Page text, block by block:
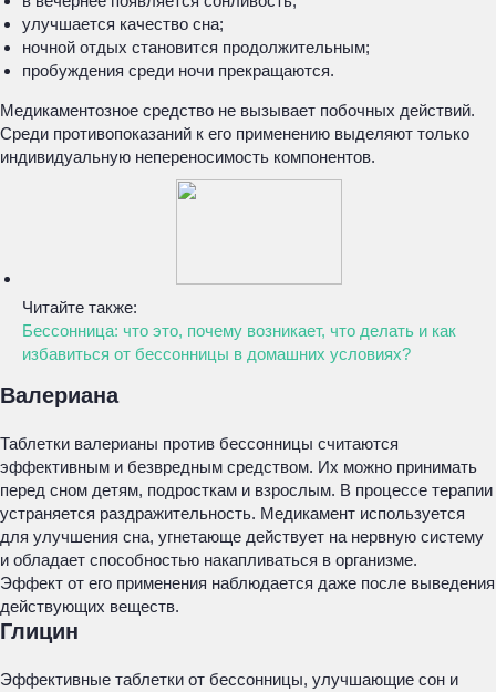
улучшается качество сна;
ночной отдых становится продолжительным;
пробуждения среди ночи прекращаются.
Медикаментозное средство не вызывает побочных действий.
Среди противопоказаний к его применению выделяют только
индивидуальную непереносимость компонентов.
Читайте также:
Бессонница: что это, почему возникает, что делать и как
избавиться от бессонницы в домашних условиях?
Валериана
Таблетки валерианы против бессонницы считаются
эффективным и безвредным средством. Их можно принимать
перед сном детям, подросткам и взрослым. В процессе терапии
устраняется раздражительность. Медикамент используется
для улучшения сна, угнетающе действует на нервную систему
и обладает способностью накапливаться в организме.
Эффект от его применения наблюдается даже после выведения
действующих веществ.
Глицин
Эффективные таблетки от бессонницы, улучшающие сон и